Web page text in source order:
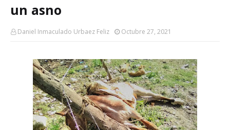
un asno
Daniel Inmaculado Urbaez Feliz Octubre 27, 2021